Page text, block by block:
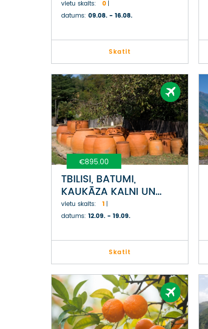
CEĻŠ NO TRABZONAS
TURCIJĀ LĪDZ
vietu skaits:
0
datums: 09.08. - 16.08.
Skatit
€895.00
TBILISI, BATUMI,
KAUKĀZA KALNI UN
KAHETIJA VĪNOGU
NOVĀKŠANAS LAIKĀ
vietu skaits:
1
datums: 12.09. - 19.09.
Skatit